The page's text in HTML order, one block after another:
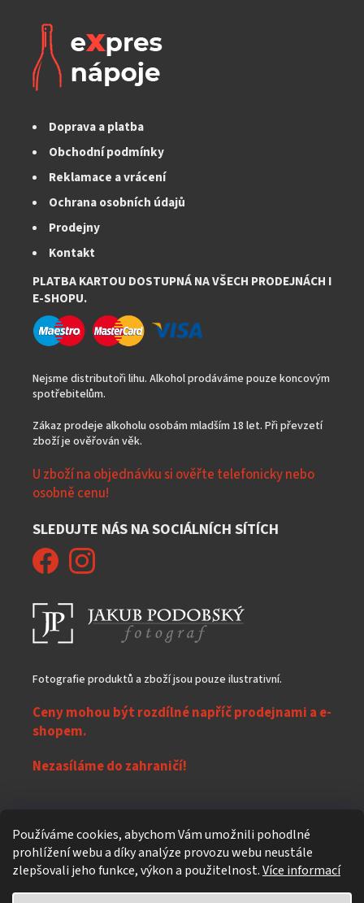
Používáme cookies, abychom Vám umožnili pohodlné
prohlížení webu a díky analýze provozu webu neustále
zlepšovali jeho funkce, výkon a použitelnost.Více informací
Doprava a platba
Obchodní podmínky
Reklamace a vrácení
Ochrana osobních údajů
Prodejny
Kontakt
PLATBA KARTOU DOSTUPNÁ NA VŠECH PRODEJNÁCH I
E-SHOPU.
Nejsme distributoři lihu. Alkohol prodáváme pouze koncovým
spotřebitelům.
Zákaz prodeje alkoholu osobám mladším 18 let. Při převzetí
zboží je ověřován věk.
U zboží na objednávku si ověřte telefonicky nebo
osobně cenu!
SLEDUJTE NÁS NA SOCIÁLNÍCH SÍTÍCH
Fotografie produktů a zboží jsou pouze ilustrativní.
Ceny mohou být rozdílné napříč prodejnami a e-
shopem.
Nezasíláme do zahraničí!
Vytvořil Shoptet